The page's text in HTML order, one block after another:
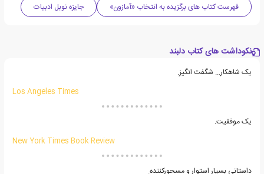
فهرست کتاب های برگزیده به انتخاب «آمازون»
جایزه نوبل ادبیات
نکوداشت های کتاب دلبند
یک شاهکار... شگفت انگیز.
Los Angeles Times
یک موفقیت.
New York Times Book Review
داستانی بسیار استوار و مسحورکننده.